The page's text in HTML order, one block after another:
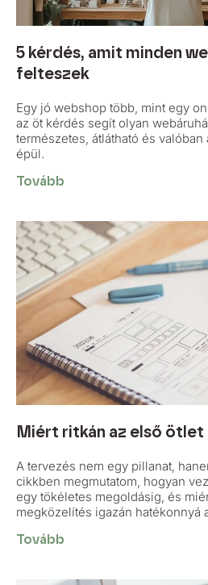
5 kérdés, amit minden
felteszek
Egy jó webshop több, mint egy
az öt kérdés segít olyan
természetes, átlátható és
épül.
Tovább
Miért ritkán az első ötlet
A tervezés nem egy pillanat,
cikkben megmutatom, hogyan
egy tökéletes megoldásig, és
megközelítés igazán hatékonnyá
Tovább